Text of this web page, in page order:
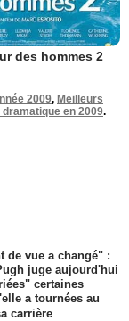
des hommes 2
2009, Meilleurs
en 2009.
de vue a changé" :
juge aujourd'hui
certaines
a tournées au
carrière